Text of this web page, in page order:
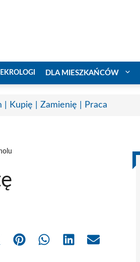
DLA MIESZKAŃCÓW
| Kupię | Zamienię | Praca
Share Share Share Share